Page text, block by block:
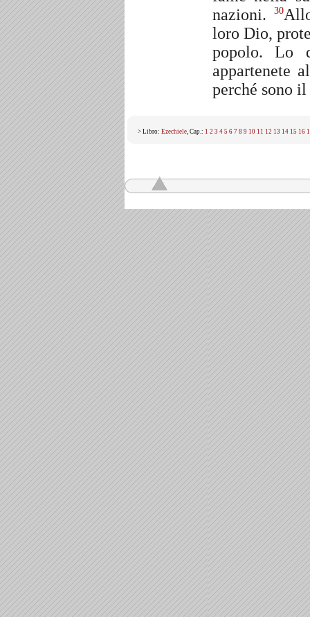
nazioni.
30
loro Dio,
popolo. Lo
appartenete
perché sono
> Libro: Ezechiele, Cap.: 1 2 3 4 5 6 7 8 9 10 11 12 13 14 15 16